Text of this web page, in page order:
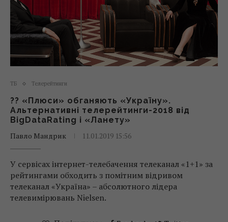
ТБ Телерейтинги
?? «Плюси» обганяють «Україну».
Альтернативні телерейтинги-2018 від
BigDataRating і «Ланету»
Павло Мандрик
11.01.2019 15:56
У сервісах інтернет-телебачення телеканал «1+1» за
рейтингами обходить з помітним відривом
телеканал «Україна» – абсолютного лідера
телевимірювань Nielsen.